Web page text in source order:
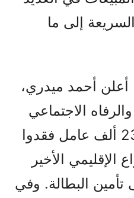
إلى ما
أحمد ميدري،
الاجتماعي
في إيران، أن نحو 230 ألف عامل فقدوا
الإقليمي الأخير
البطالة. وفي